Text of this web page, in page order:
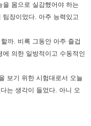
몸으로 실감했어야 하는
팀장이었다. 아주 능력있고
까. 비록 그동안 아주 즐겁
의한 일방적이고 수동적인
보기 위한 시험대로서 오늘
는 생각이 들었다. 아니 오